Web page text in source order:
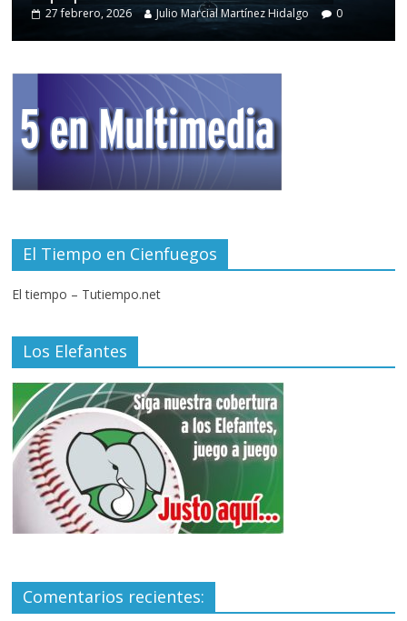
27 febrero, 2026 Julio Marcial Martínez Hidalgo 0
El Tiempo en Cienfuegos
El tiempo – Tutiempo.net
Los Elefantes
Comentarios recientes: